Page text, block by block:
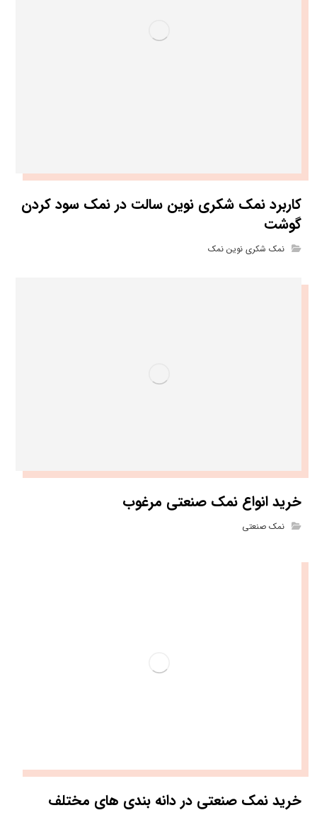
کاربرد نمک شکری نوین سالت در نمک سود کردن
گوشت
نمک شکری نوین نمک
خرید انواع نمک صنعتی مرغوب
نمک صنعتی
خرید نمک صنعتی در دانه بندی های مختلف